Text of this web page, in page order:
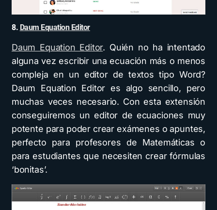
8. Daum Equation Editor
Daum Equation Editor. Quién no ha intentado
alguna vez escribir una ecuación más o menos
compleja en un editor de textos tipo Word?
Daum Equation Editor es algo sencillo, pero
muchas veces necesario. Con esta extensión
conseguiremos un editor de ecuaciones muy
potente para poder crear exámenes o apuntes,
perfecto para profesores de Matemáticas o
para estudiantes que necesiten crear fórmulas
‘bonitas’.